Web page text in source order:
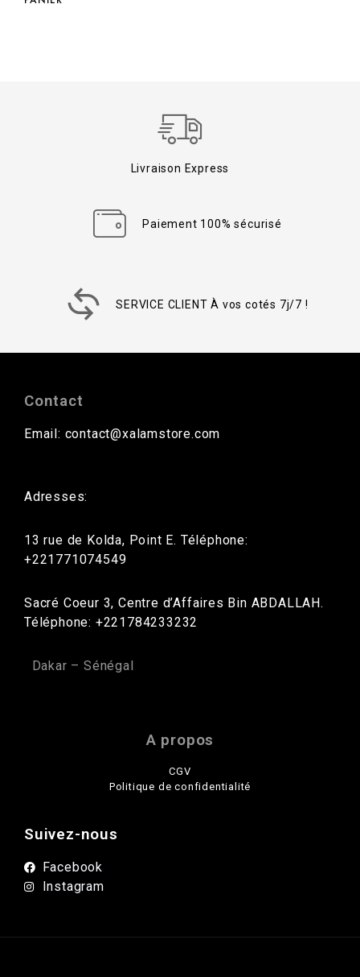
Livraison Express
Paiement 100% sécurisé
SERVICE CLIENT À vos cotés 7j/7 !
Contact
Email: contact@xalamstore.com
Adresses:
13 rue de Kolda, Point E. Téléphone:
+221771074549
Sacré Coeur 3, Centre d’Affaires Bin ABDALLAH.
Téléphone: +221784233232
Dakar – Sénégal
A propos
CGV
Politique de confidentialité
Suivez-nous
Facebook
Instagram